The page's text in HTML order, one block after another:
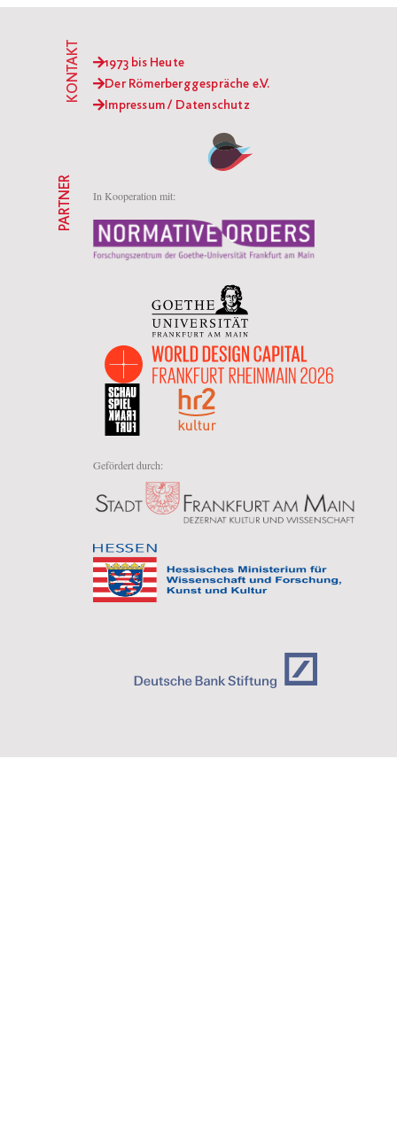
1973 bis Heute
Der Römerberggespräche e.V.
Impressum / Datenschutz
KONTAKT
In Kooperation mit:
Gefördert durch:
PARTNER